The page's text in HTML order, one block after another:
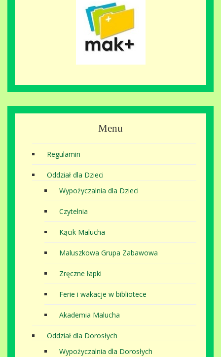
Menu
Regulamin
Oddział dla Dzieci
Wypożyczalnia dla Dzieci
Czytelnia
Kącik Malucha
Maluszkowa Grupa Zabawowa
Zręczne łapki
Ferie i wakacje w bibliotece
Akademia Malucha
Oddział dla Dorosłych
Wypożyczalnia dla Dorosłych